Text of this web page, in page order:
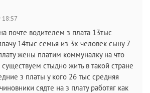
18:57
почте водителем з плата 13тыс
14тыс семья из 3х человек сыну 7
жены платим коммуналку на что
стыдно жить в такой стране
з платы у кого 26 тыс средняя
сядте на з плату работяг как